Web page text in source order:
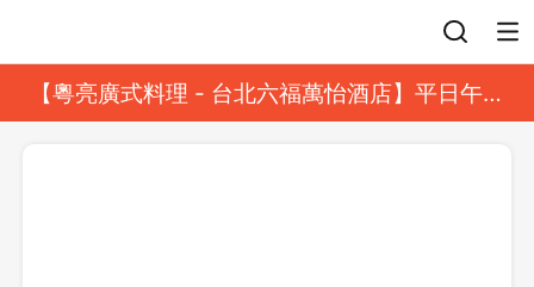
【粵亮廣式料理 - 台北六福萬怡酒店】平日午餐
8 折起｜靓港點套餐